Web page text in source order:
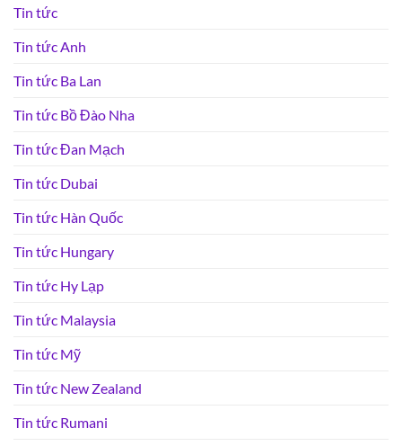
Tin tức
Tin tức Anh
Tin tức Ba Lan
Tin tức Bồ Đào Nha
Tin tức Đan Mạch
Tin tức Dubai
Tin tức Hàn Quốc
Tin tức Hungary
Tin tức Hy Lạp
Tin tức Malaysia
Tin tức Mỹ
Tin tức New Zealand
Tin tức Rumani